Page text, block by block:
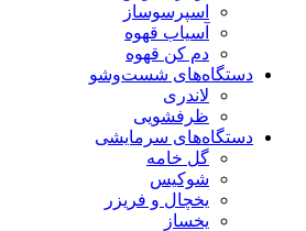
اسپرسوساز
آسیاب قهوه
دم کن قهوه
دستگاه‌های شست‌و‌شو
لاندری
ظرفشویی
دستگاه‌های سرمایشی
گل خامه
شوکیس
یخچال و فریزر
یخساز